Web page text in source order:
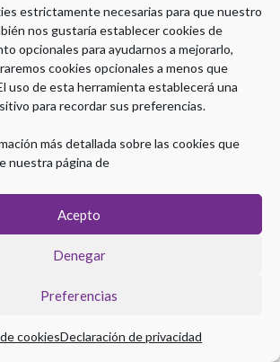
estrictamente necesarias para que nuestro
nos gustaría establecer cookies de
opcionales para ayudarnos a mejorarlo,
cookies opcionales a menos que
uso de esta herramienta establecerá una
para recordar sus preferencias.
más detallada sobre las cookies que
nuestra página de
Acepto
Denegar
Preferencias
cookiesDeclaración de privacidad